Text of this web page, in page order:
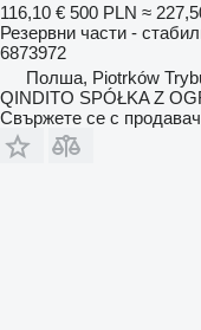
116,10 € 500 PLN ≈
Резервни части -
6873972
Полша, Piotrków
QINDITO SPÓŁKA Z
Свържете се с